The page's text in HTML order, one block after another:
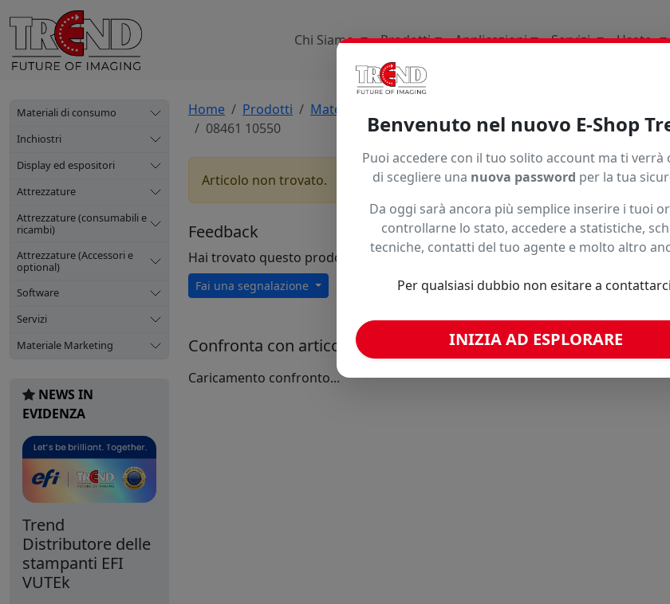
Chi Siamo Prodotti Applicazioni Servizi Usato
Materiali di consumo
Inchiostri
Display ed espositori
Attrezzature
Attrezzature (consumabili e
ricambi)
Attrezzature (Accessori e
optional)
Software
Servizi
Materiale Marketing
NEWS IN
EVIDENZA
Trend
Distributore delle
stampanti EFI
VUTEk
Home Prodotti Materiali Di Consumo
08461 10550
Articolo non trovato.
Feedback
Hai trovato questo prodotto ad un prezzo più basso?
Fai una segnalazione
Confronta con articoli simili
Caricamento confronto...
Benvenuto nel nuovo E-Shop
Puoi accedere con il tuo solito account ma ti verrà
di scegliere una nuova password per la tua
Da oggi sarà ancora più semplice inserire i tuoi
controllarne lo stato, accedere a statistiche,
tecniche, contatti del tuo agente e molto altro
Per qualsiasi dubbio non esitare a
INIZIA AD ESPLORARE